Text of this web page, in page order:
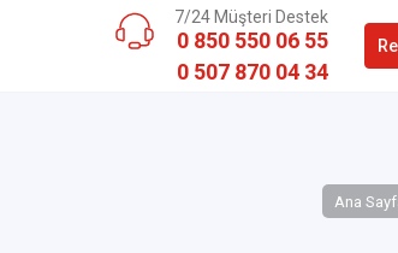
7/24 Müşteri Destek
0 850 550 06 55
0 507 870 04 34
Ana